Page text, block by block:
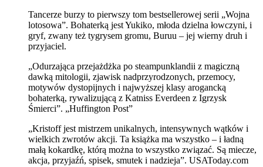
Tancerze burzy to pierwszy tom bestsellerowej serii „Wojna
lotosowa”. Bohaterką jest Yukiko, młoda dzielna łowczyni, i
gryf, zwany też tygrysem gromu, Buruu – jej wierny druh i
przyjaciel.
„Odurzająca przejażdżka po steampunklandii z magiczną
dawką mitologii, zjawisk nadprzyrodzonych, przemocy,
motywów dystopijnych i najwyższej klasy arogancką
bohaterką, rywalizującą z Katniss Everdeen z Igrzysk
Śmierci”. „Huffington Post”
„Kristoff jest mistrzem unikalnych, intensywnych wątków i
wielkich zwrotów akcji. Ta książka ma wszystko – i ładną
małą kokardkę, którą można to wszystko związać. Są miecze,
akcja, przyjaźń, spisek, smutek i nadzieja”. USAToday.com